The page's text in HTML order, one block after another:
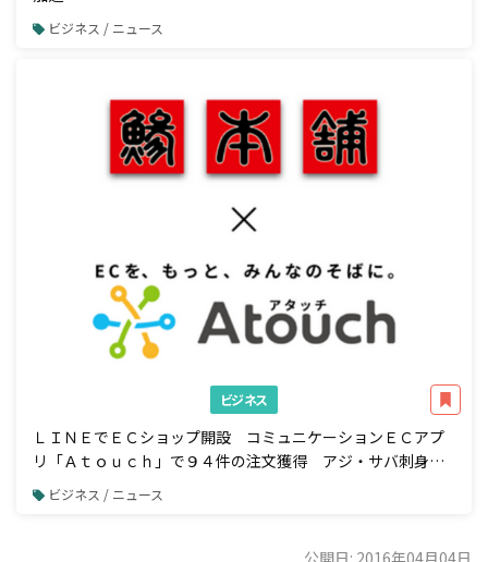
ビジネス / ニュース
ビジネス
ＬＩＮＥでＥＣショップ開設 コミュニケーションＥＣアプ
リ「Ａｔｏｕｃｈ」で９４件の注文獲得 アジ・サバ刺身の
業務用加工品国内トップシェア 株式会社ジャパンシーフーズ
様の事例公開
ビジネス / ニュース
公開日: 2016年04月04日